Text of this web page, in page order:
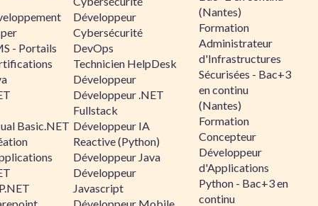
- Portails
Basic.NET
Développeur
Cybersécurité
DevOps
Technicien HelpDesk
Développeur
Développeur .NET
Fullstack
Développeur IA
Reactive (Python)
Développeur Java
Développeur
Javascript
(Nantes)
Formation
Administrateur
d'Infrastructures
Sécurisées - Bac+3
en continu
(Nantes)
Formation
Concepteur
Développeur
d'Applications
Python - Bac+3 en
continu